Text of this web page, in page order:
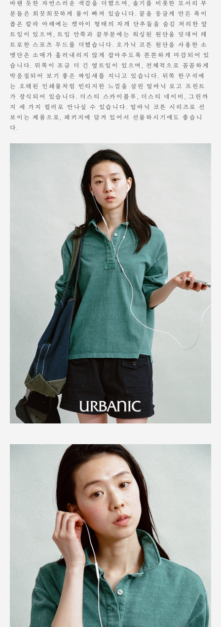
소비자의 부주의로 인한 제품 훼손 및 세탁 잘못으로 인한 변형에 대해서
는
보상의 책임을 지지 않습니다.
바랜 듯한 자연스러운 색감을 더했으며, 솔기를 비롯한 모서리 부
분들은 희끗희끗하게 물이 빠져 있습니다. 끝을 둥글게 만든 폭이
좁은 칼라 아래에는 캣아이 형태의 자개 단추들을 숨김 처리한 앞
트임이 있으며, 트임 안쪽과 끝부분에는 워싱된 원단을 덧대어 레
트로한 스포츠 무드를 더했습니다. 오가닉 코튼 원단을 사용한 소
맷단은 소매가 흘러내리지 않게 잡아주도록 쫀쫀하게 마감되어 있
습니다. 뒤쪽이 조금 더 긴 옆트임이 있으며, 전체적으로 꼼꼼하게
박음질되어 보기 좋은 짜임새를 지니고 있습니다. 뒤쪽 한구석에
는 오래된 인쇄물처럼 빈티지한 느낌을 살린 얼바닉 로고 프린트
가 장식되어 있습니다. 더스티 스카이블루, 더스티 네이비, 그린까
지 세 가지 컬러로 만나실 수 있습니다. 얼바닉 코튼 시리즈로 선
보이는 제품으로, 패키지에 담겨 있어서 선물하시기에도 좋습니
다.